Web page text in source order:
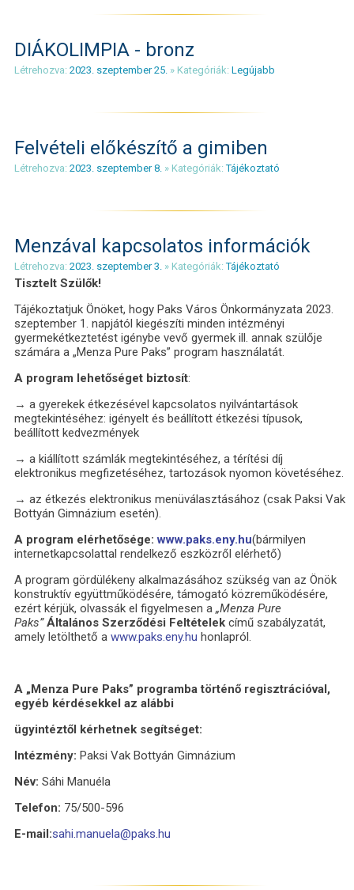
DIÁKOLIMPIA - bronz
Létrehozva: 2023. szeptember 25. » Kategóriák: Legújabb
Felvételi előkészítő a gimiben
Létrehozva: 2023. szeptember 8. » Kategóriák:Tájékoztató
Menzával kapcsolatos információk
Létrehozva: 2023. szeptember 3. » Kategóriák:Tájékoztató
Tisztelt Szülők!
Tájékoztatjuk Önöket, hogy Paks Város Önkormányzata 2023.
szeptember 1. napjától kiegészíti minden intézményi
gyermekétkeztetést igénybe vevő gyermek ill. annak szülője
számára a „Menza Pure Paks” program használatát.
A program lehetőséget biztosít:
→ a gyerekek étkezésével kapcsolatos nyilvántartások
megtekintéséhez: igényelt és beállított étkezési típusok,
beállított kedvezmények
→ a kiállított számlák megtekintéséhez, a térítési díj
elektronikus megfizetéséhez, tartozások nyomon követéséhez.
→ az étkezés elektronikus menüválasztásához (csak Paksi Vak
Bottyán Gimnázium esetén).
A program elérhetősége:www.paks.eny.hu(bármilyen
internetkapcsolattal rendelkező eszközről elérhető)
A program gördülékeny alkalmazásához szükség van az Önök
konstruktív együttműködésére, támogató közreműködésére,
ezért kérjük, olvassák el figyelmesen a „Menza Pure
Paks” Általános Szerződési Feltételekcímű szabályzatát,
amely letölthető a www.paks.eny.hu honlapról.
A „Menza Pure Paks” programba történő regisztrációval,
egyéb kérdésekkel az alábbi
ügyintéztől kérhetnek segítséget:
Intézmény: Paksi Vak Bottyán Gimnázium
Név: Sáhi Manuéla
Telefon: 75/500-596
E-mail:sahi.manuela@paks.hu